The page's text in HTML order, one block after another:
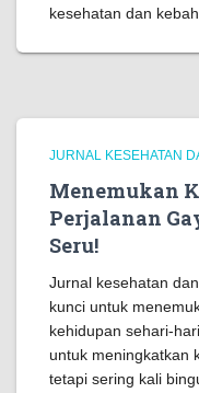
kesehatan dan
JURNAL KESEHATAN
Menemukan
Perjalanan
Seru!
Jurnal kesehatan
kunci untuk
kehidupan sehari-
untuk meningkatkan
tetapi sering kali